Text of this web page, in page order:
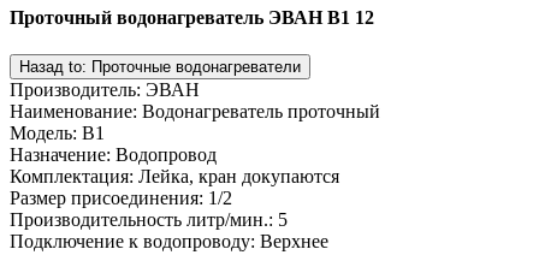
Проточный водонагреватель ЭВАН В1 12
Производитель: ЭВАН
Наименование: Водонагреватель проточный
Модель: В1
Назначение: Водопровод
Комплектация: Лейка, кран докупаются
Размер присоединения: 1/2
Производительность литр/мин.: 5
Подключение к водопроводу: Верхнее